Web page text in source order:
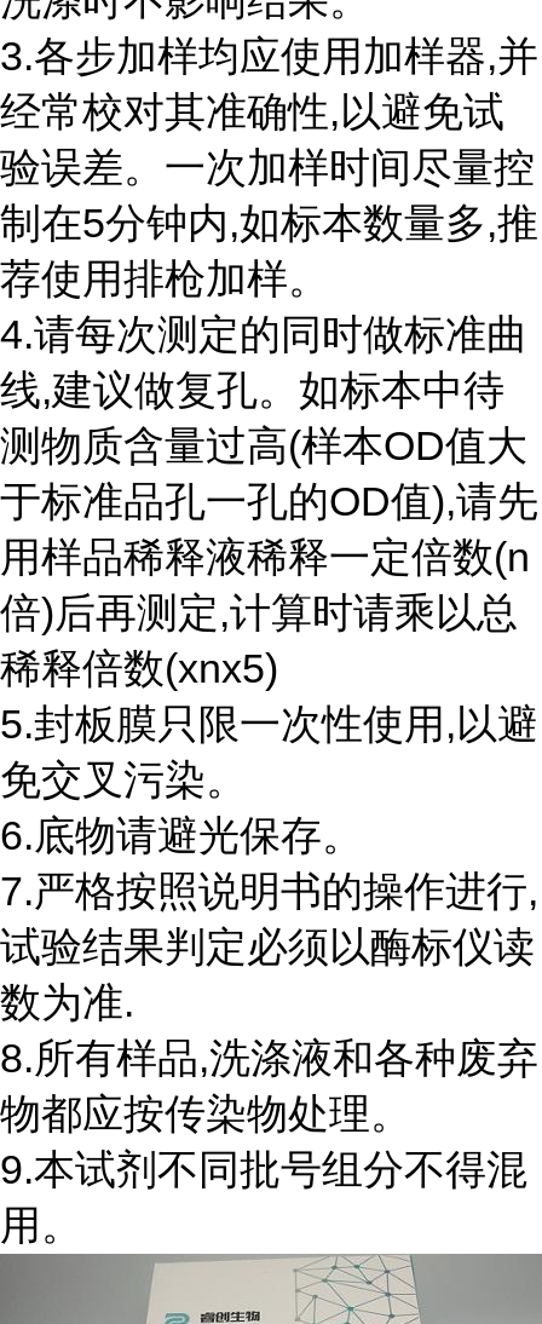
3.各步加样均应使用加样器,并
经常校对其准确性,以避免试
验误差。一次加样时间尽量控
制在5分钟内,如标本数量多,推
荐使用排枪加样。
4.请每次测定的同时做标准曲
线,建议做复孔。如标本中待
测物质含量过高(样本OD值大
于标准品孔一孔的OD值),请先
用样品稀释液稀释一定倍数(n
倍)后再测定,计算时请乘以总
稀释倍数(xnx5)
5.封板膜只限一次性使用,以避
免交叉污染。
6.底物请避光保存。
7.严格按照说明书的操作进行,
试验结果判定必须以酶标仪读
数为准.
8.所有样品,洗涤液和各种废弃
物都应按传染物处理。
9.本试剂不同批号组分不得混
用。